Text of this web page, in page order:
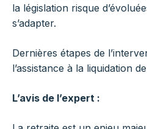
la législation risque
s’adapter.
Dernières étapes de
l’assistance à la liquidation
L’avis de l’expert :